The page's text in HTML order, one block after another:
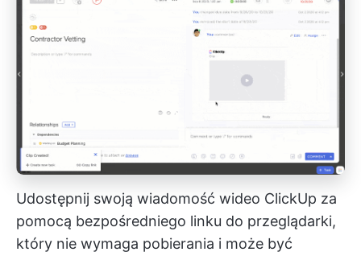
Udostępnij swoją wiadomość wideo ClickUp za
pomocą bezpośredniego linku do przeglądarki,
który nie wymaga pobierania i może być